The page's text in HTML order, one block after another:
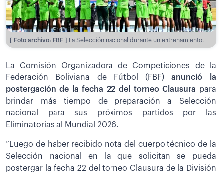
[ Foto archivo: FBF ] La Selección nacional durante un entrenamiento.
La Comisión Organizadora de Competiciones de la
Federación Boliviana de Fútbol (FBF)anunció la
postergación de la fecha 22 del torneo Clausura para
brindar más tiempo de preparación a Selección
nacional para sus próximos partidos por las
Eliminatorias al Mundial 2026.
“Luego de haber recibido nota del cuerpo técnico de la
Selección nacional en la que solicitan se pueda
postergar la fecha 22 del torneo Clausura de la División